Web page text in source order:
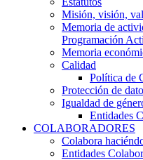
Misión, visión,
Memoria de
Programación
Memoria
Calidad
Política de
Protección de
Igualdad de
Entidades
COLABORADORES
Colabora
Entidades